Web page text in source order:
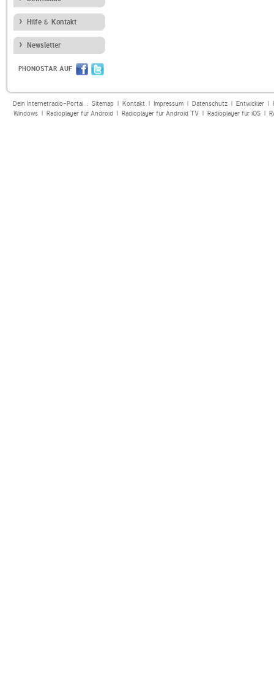
Hilfe & Kontakt
Newsletter
PHONOSTAR AUF
Dein Internetradio-Portal : Sitemap| Kontakt| Impressum| Datenschutz| Entwickler|
Windows| Radioplayer für Android| Radioplayer für Android TV| Radioplayer für iOS|